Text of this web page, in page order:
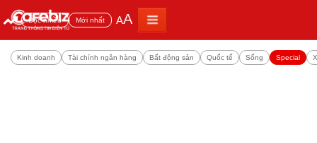
Đọc nhiều Mới nhất AA
Kinh doanh Tài chính ngân hàng Bất động sản Quốc tế Sống Special